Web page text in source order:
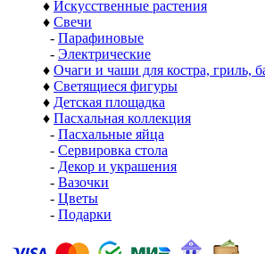
♦ Искусственные растения
♦ Свечи
- Парафиновые
- Электрические
♦ Очаги и чаши для костра, гриль,
♦ Светящиеся фигуры
♦ Детская площадка
♦ Пасхальная коллекция
- Пасхальные яйца
- Сервировка стола
- Декор и украшения
- Вазочки
- Цветы
- Подарки